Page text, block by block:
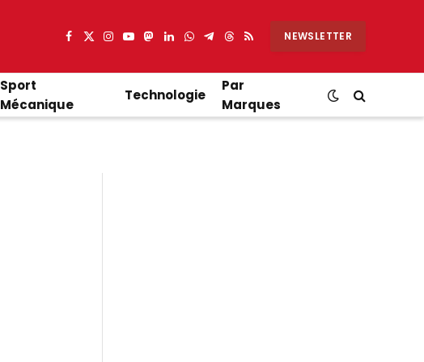
Facebook
X
Instagram
YouTube
Mastodon
LinkedIn
WhatsApp
Partager
Telegram
Threads
RSS NEWSLETTER
Sport
Mécanique
Technologie
Par
Marques